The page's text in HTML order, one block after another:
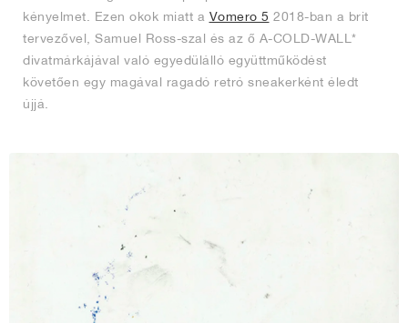
kényelmet. Ezen okok miatt a Vomero 5 2018-ban a brit
tervezővel, Samuel Ross-szal és az ő A-COLD-WALL*
divatmárkájával való egyedülálló együttműködést
követően egy magával ragadó retró sneakerként éledt
újjá.